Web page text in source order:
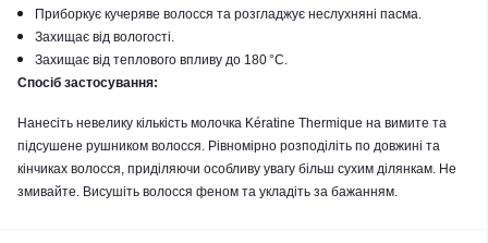
Приборкує кучеряве волосся та розгладжує неслухняні пасма.
Захищає від вологості.
Захищає від теплового впливу до 180 °C.
Спосіб застосування:
Нанесіть невелику кількість молочка Kératine Thermique на вимите та
підсушене рушником волосся. Рівномірно розподіліть по довжині та
кінчиках волосся, приділяючи особливу увагу більш сухим ділянкам. Не
змивайте. Висушіть волосся феном та укладіть за бажанням.